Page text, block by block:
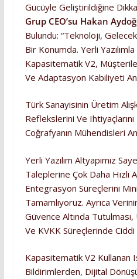
Gücüyle Geliştirildiğine
Grup CEO’su Hakan
Bulundu: “Teknoloji,
Bir Konumda. Yerli
Kapasitematik V2,
Ve Adaptasyon Kabiliyeti
Türk Sanayisinin Üretim
Reflekslerini Ve
Coğrafyanın Mühendisleri
Yerli Yazılım Altyapımız
Taleplerine Çok Daha Hızlı
Entegrasyon Süreçlerini
Tamamlıyoruz. Ayrıca
Güvence Altında
Ve KVKK Süreçlerinde Ciddi
Kapasitematik V2 Kullanan
Bildirimlerden, Dijital